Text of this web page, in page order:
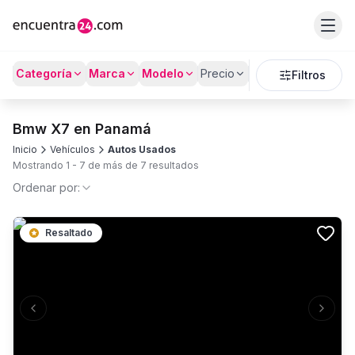
Categoría Marca Modelo Precio KilómetrosFiltros
Bmw X7 en Panamá
Inicio Vehículos
Autos Usados
Mostrando 1 - 7 de más de 7 resultados
Ordenar por:
Previous slide Next
Resaltado